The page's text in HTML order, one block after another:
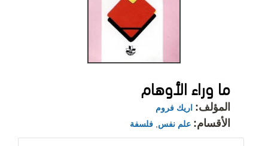
ما وراء الأوهام
المؤلف: اريك فروم
الأقسام: علم نفس فلسفة